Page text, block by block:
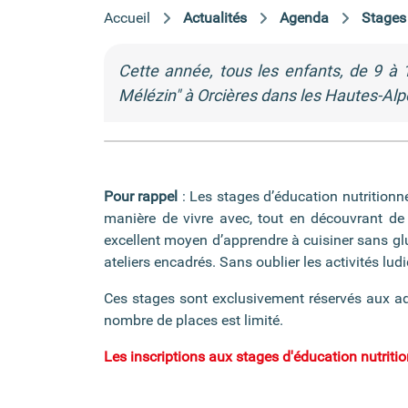
Accueil Actualités Agenda
Cette année, tous les enfants, de 9 à
Mélézin" à Orcières dans les Hautes-
Pour rappel : Les stages d’éducation
manière de vivre avec, tout en découvrant
excellent moyen d’apprendre à cuisiner sans
ateliers encadrés. Sans oublier les activités
Ces stages sont exclusivement réservés aux
nombre de places est limité.
Les inscriptions aux stages d'éducation